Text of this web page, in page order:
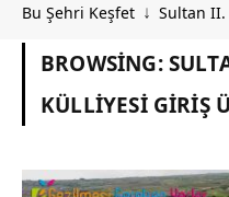
Bu Şehri Keşfet ↓ Sultan
BROWSING:
KÜLLIYESI GIRIŞ